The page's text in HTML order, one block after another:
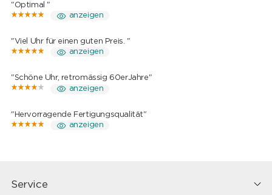
"Optimal "
anzeigen
"Viel Uhr für einen guten Preis. "
anzeigen
"Schöne Uhr, retromässig 60erJahre"
anzeigen
"Hervorragende Fertigungsqualität"
anzeigen
Service